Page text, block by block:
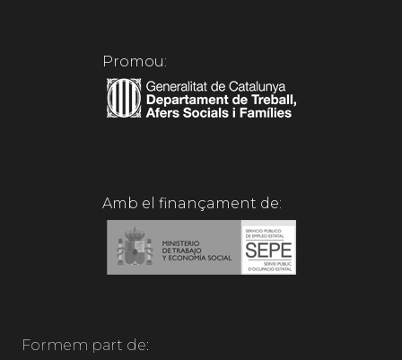
Promou:
Amb el finançament de:
Formem part de: